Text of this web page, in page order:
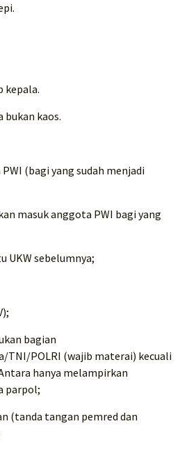
kepala.
bukan kaos.
(bagi yang sudah menjadi
masuk anggota PWI bagi yang
UKW sebelumnya;
bagian
POLRI (wajib materai) kecuali
hanya melampirkan
parpol;
(tanda tangan pemred dan